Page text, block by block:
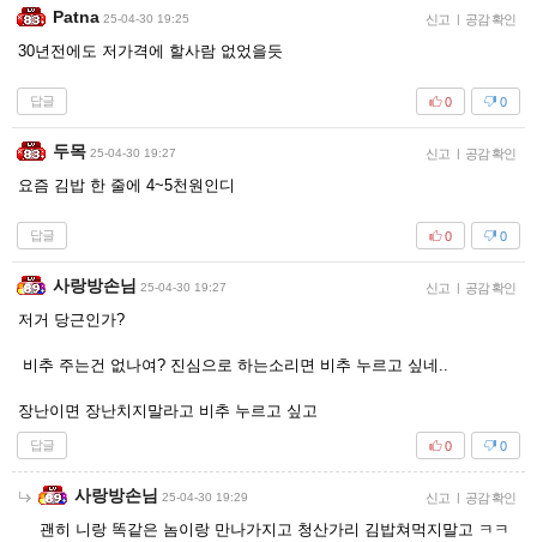
Patna 25-04-30 19:25 신고 공감 확인
30년전에도 저가격에 할사람 없었을듯
답글 0
0
두목 25-04-30 19:27 신고 공감 확인
요즘 김밥 한 줄에 4~5천원인디
답글 0
0
사랑방손님 25-04-30 19:27 신고 공감 확인
저거 당근인가?
비추 주는건 없나여? 진심으로 하는소리면 비추 누르고 싶네..
장난이면 장난치지말라고 비추 누르고 싶고
답글 0
0
사랑방손님 25-04-30 19:29 신고 공감 확인
괜히 니랑 똑같은 놈이랑 만나가지고 청산가리 김밥쳐먹지말고 ㅋㅋ